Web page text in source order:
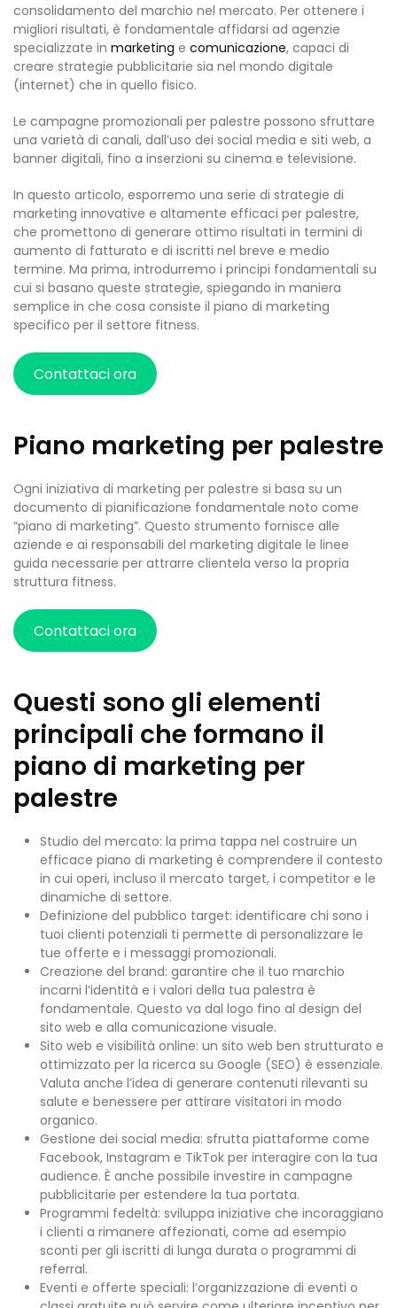
consolidamento del marchio nel mercato. Per ottenere i
migliori risultati, è fondamentale affidarsi ad agenzie
specializzate in marketing e comunicazione, capaci di
creare strategie pubblicitarie sia nel mondo digitale
(internet) che in quello fisico.
Le campagne promozionali per palestre possono sfruttare
una varietà di canali, dall’uso dei social media e siti web, a
banner digitali, fino a inserzioni su cinema e televisione.
In questo articolo, esporremo una serie di strategie di
marketing innovative e altamente efficaci per palestre,
che promettono di generare ottimo risultati in termini di
aumento di fatturato e di iscritti nel breve e medio
termine. Ma prima, introdurremo i principi fondamentali su
cui si basano queste strategie, spiegando in maniera
semplice in che cosa consiste il piano di marketing
specifico per il settore fitness.
Contattaci ora
Piano marketing per palestre
Ogni iniziativa di marketing per palestre si basa su un
documento di pianificazione fondamentale noto come
“piano di marketing”. Questo strumento fornisce alle
aziende e ai responsabili del marketing digitale le linee
guida necessarie per attrarre clientela verso la propria
struttura fitness.
Contattaci ora
Questi sono gli elementi
principali che formano il
piano di marketing per
palestre
Studio del mercato: la prima tappa nel costruire un
efficace piano di marketing è comprendere il contesto
in cui operi, incluso il mercato target, i competitor e le
dinamiche di settore.
Definizione del pubblico target: identificare chi sono i
tuoi clienti potenziali ti permette di personalizzare le
tue offerte e i messaggi promozionali.
Creazione del brand: garantire che il tuo marchio
incarni l’identità e i valori della tua palestra è
fondamentale. Questo va dal logo fino al design del
sito web e alla comunicazione visuale.
Sito web e visibilità online: un sito web ben strutturato e
ottimizzato per la ricerca su Google (SEO) è essenziale.
Valuta anche l’idea di generare contenuti rilevanti su
salute e benessere per attirare visitatori in modo
organico.
Gestione dei social media: sfrutta piattaforme come
Facebook, Instagram e TikTok per interagire con la tua
audience. È anche possibile investire in campagne
pubblicitarie per estendere la tua portata.
Programmi fedeltà: sviluppa iniziative che incoraggiano
i clienti a rimanere affezionati, come ad esempio
sconti per gli iscritti di lunga durata o programmi di
referral.
Eventi e offerte speciali: l’organizzazione di eventi o